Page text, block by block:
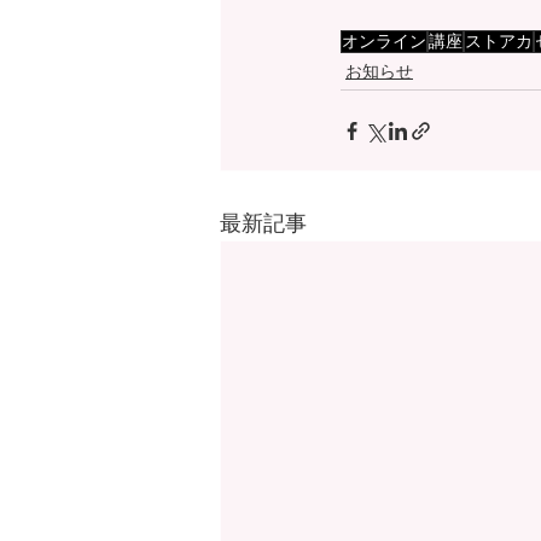
オンライン講座 ストアカ
お知らせ
最新記事